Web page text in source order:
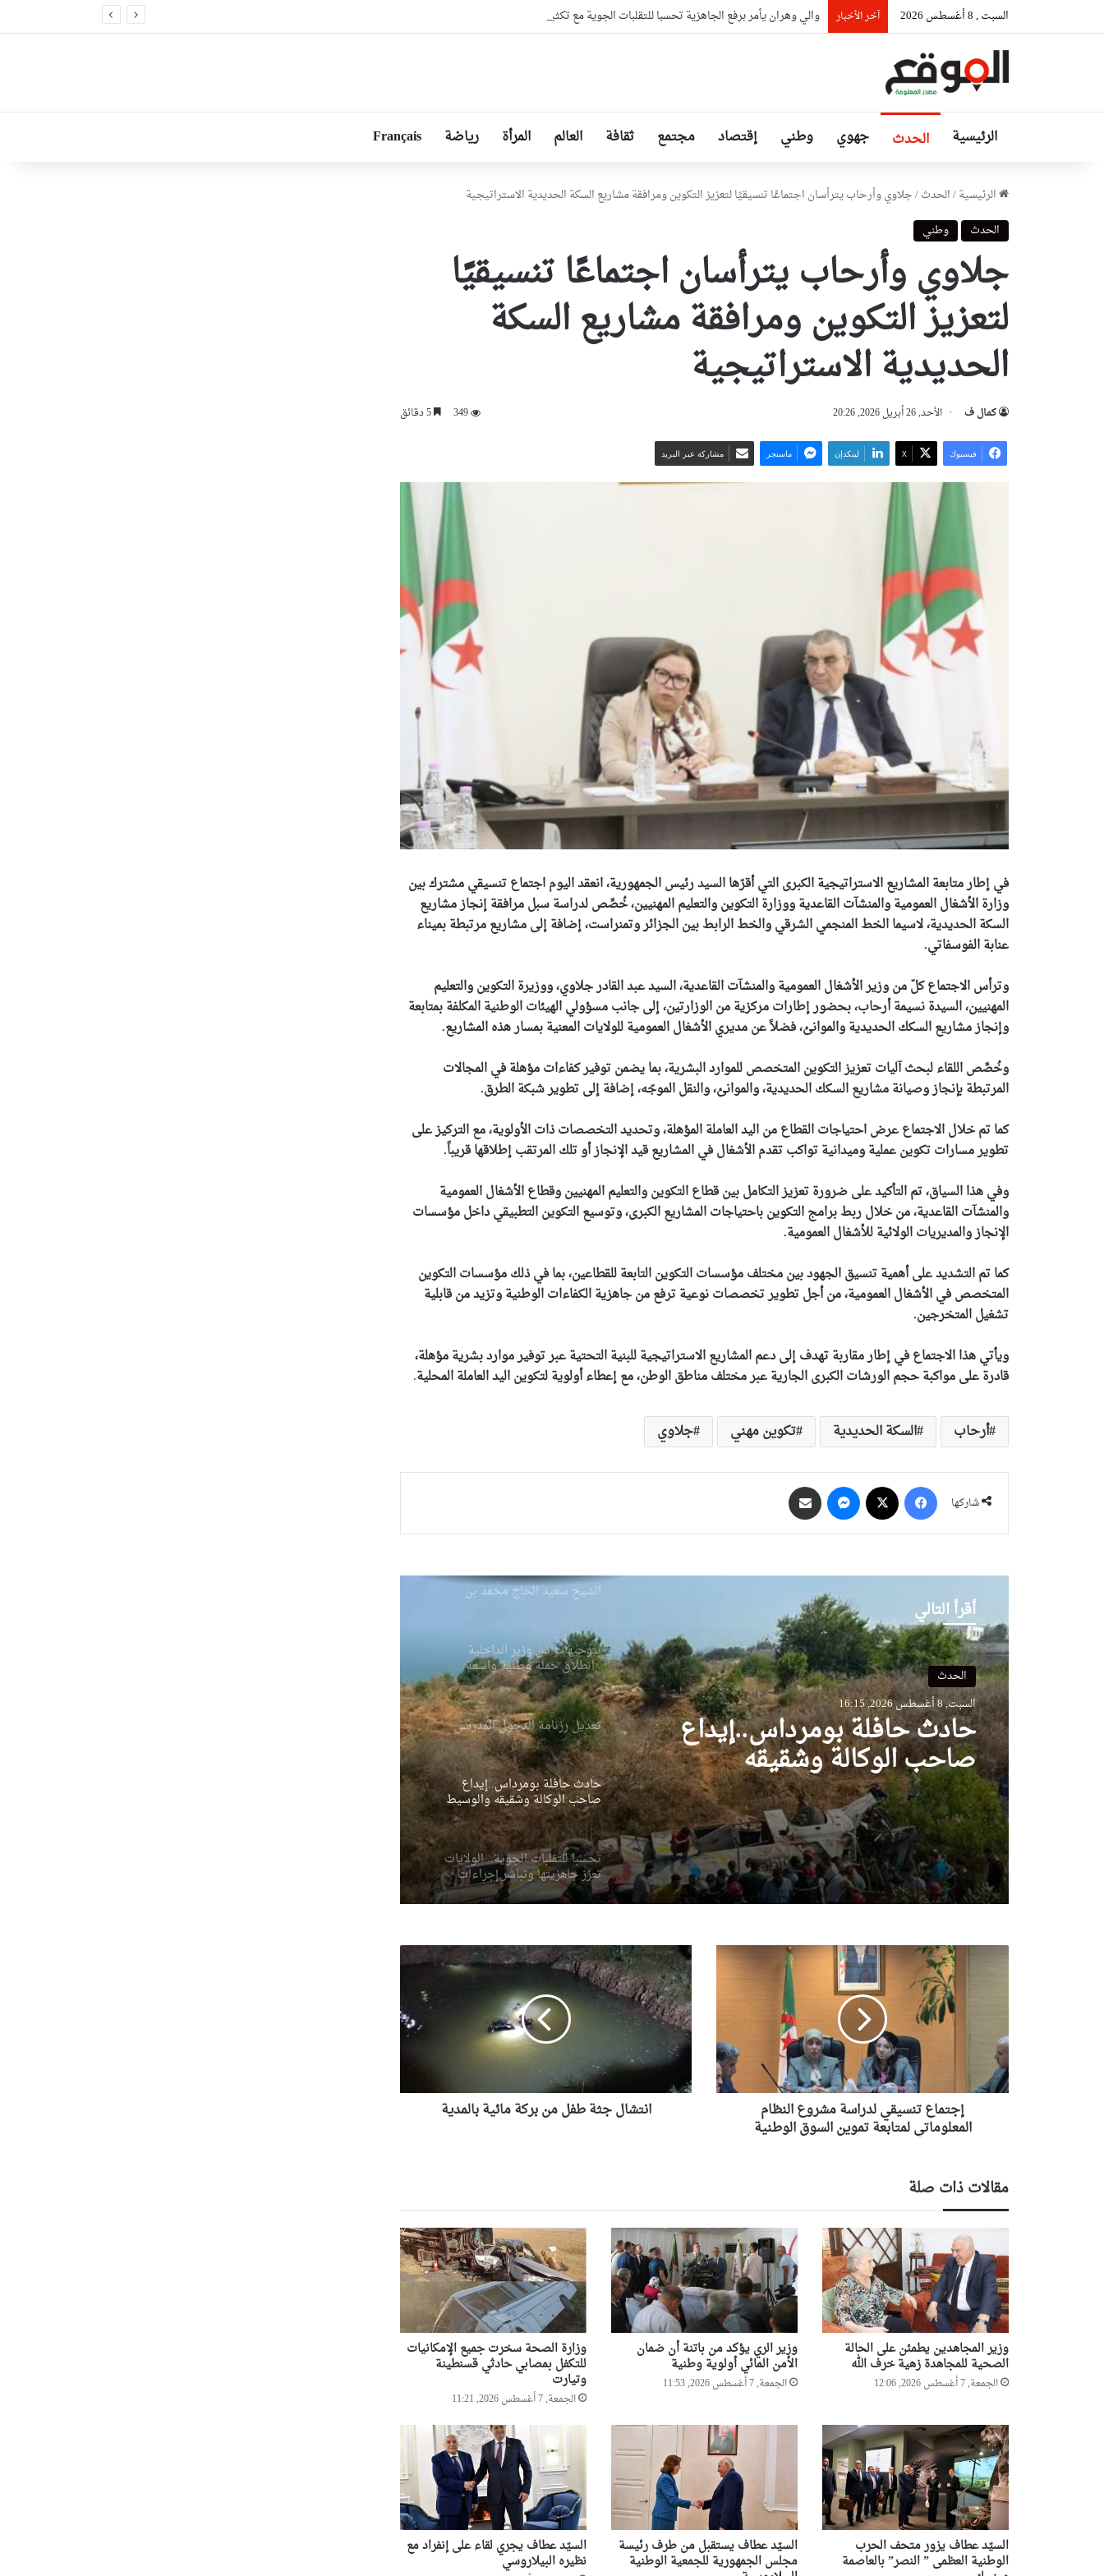
السبت , 8 أغسطس 2026 آخر الأخبار والي وهران يأمر برفع الجاهزية تحسبا للتقلبات الجوية مع تكثيف المتابعات الميدانية حفاظا على البيئة
الرئيسية الحدث جهوي وطني إقتصاد مجتمع ثقافة العالم المرأة رياضة Français
الرئيسية/الحدث/جلاوي وأرحاب يترأسان اجتماعًا تنسيقيًا لتعزيز التكوين ومرافقة مشاريع السكة الحديدية الاستراتيجية
الحدث
وطني
جلاوي وأرحاب يترأسان اجتماعًا تنسيقيًا
لتعزيز التكوين ومرافقة مشاريع السكة
الحديدية الاستراتيجية
كمال ف الأحد, 26 أبريل 2026, 20:26 349 5 دقائق
فيسبوك ‫X لينكدإن ماسنجر مشاركة عبر البريد
في إطار متابعة المشاريع الاستراتيجية الكبرى التي أقرّها السيد رئيس الجمهورية، انعقد اليوم اجتماع تنسيقي مشترك بين
وزارة الأشغال العمومية والمنشآت القاعدية ووزارة التكوين والتعليم المهنيين، خُصِّص لدراسة سبل مرافقة إنجاز مشاريع
السكة الحديدية، لاسيما الخط المنجمي الشرقي والخط الرابط بين الجزائر وتمنراست، إضافة إلى مشاريع مرتبطة بميناء
عنابة الفوسفاتي.
وترأس الاجتماع كلّ من وزير الأشغال العمومية والمنشآت القاعدية، السيد عبد القادر جلاوي، ووزيرة التكوين والتعليم
المهنيين، السيدة نسيمة أرحاب، بحضور إطارات مركزية من الوزارتين، إلى جانب مسؤولي الهيئات الوطنية المكلفة بمتابعة
وإنجاز مشاريع السكك الحديدية والموانئ، فضلاً عن مديري الأشغال العمومية للولايات المعنية بمسار هذه المشاريع.
وخُصِّص اللقاء لبحث آليات تعزيز التكوين المتخصص للموارد البشرية، بما يضمن توفير كفاءات مؤهلة في المجالات
المرتبطة بإنجاز وصيانة مشاريع السكك الحديدية، والموانئ، والنقل الموجّه، إضافة إلى تطوير شبكة الطرق.
كما تم خلال الاجتماع عرض احتياجات القطاع من اليد العاملة المؤهلة، وتحديد التخصصات ذات الأولوية، مع التركيز على
تطوير مسارات تكوين عملية وميدانية تواكب تقدم الأشغال في المشاريع قيد الإنجاز أو تلك المرتقب إطلاقها قريباً.
وفي هذا السياق، تم التأكيد على ضرورة تعزيز التكامل بين قطاع التكوين والتعليم المهنيين وقطاع الأشغال العمومية
والمنشآت القاعدية، من خلال ربط برامج التكوين باحتياجات المشاريع الكبرى، وتوسيع التكوين التطبيقي داخل مؤسسات
الإنجاز والمديريات الولائية للأشغال العمومية.
كما تم التشديد على أهمية تنسيق الجهود بين مختلف مؤسسات التكوين التابعة للقطاعين، بما في ذلك مؤسسات التكوين
المتخصص في الأشغال العمومية، من أجل تطوير تخصصات نوعية ترفع من جاهزية الكفاءات الوطنية وتزيد من قابلية
تشغيل المتخرجين.
ويأتي هذا الاجتماع في إطار مقاربة تهدف إلى دعم المشاريع الاستراتيجية للبنية التحتية عبر توفير موارد بشرية مؤهلة،
قادرة على مواكبة حجم الورشات الكبرى الجارية عبر مختلف مناطق الوطن، مع إعطاء أولوية لتكوين اليد العاملة المحلية.
أرحاب السكة الحديدية تكوين مهني جلاوي
شاركها
فيسبوك ماسنجر
أقرأ التالي
الحدث
السبت, 8 أغسطس 2026, 16:15
حادث حافلة بومرداس..إيداع
صاحب الوكالة وشقيقه
والوسيط المنظم للرحلة
المغرب يشعل أزمة دبلوماسية
بين إسبانيا وإيطاليا
منذ عام 2011
رئيس الجمهورية يعزي عائلة
الشيخ سعيد الحاج محمد بن
بتوجيهات من وزير الداخلية
..انطلاق حملة وطنية واسعة
للنظافة عبر مختلف ولايات
الوطن
تعديل رزنامة الدخول المدرسي
حادث حافلة بومرداس..إيداع
صاحب الوكالة وشقيقه والوسيط
المنظم للرحلة
تحسبا للتقلبات الجوية.. الولايات
تعزز جاهزيتها وتباشر إجراءات
وقائية استباقية
للإطمئنان على مصابي حادث
انقلاب حافلة
رئيس حكومة مالي: لا توجد أزمة
مع الجزائر وهناك تقارب تام في
وجهات النظر مع الرئيس تبون
المغرب يشعل أزمة دبلوماسية
بين إسبانيا وإيطاليا
صحيفة إسبانية: مخزونات الغاز
الأوروبية تهبط إلى أدنى مستوى
منذ عام 2011
رئيس الجمهورية يعزي عائلة
الشيخ سعيد الحاج محمد بن
إبراهيم “كعباش”
بتوجيهات من وزير الداخلية
..انطلاق حملة وطنية واسعة
الوطن
تعديل رزنامة الدخول المدرسي
حادث حافلة بومرداس..إيداع
صاحب الوكالة وشقيقه والوسيط
المنظم للرحلة
إجتماع
المعلوماتي
لمتابعة
تموين
السوق
إجتماع تنسيقي لدراسة مشروع النظام
المعلوماتي لمتابعة تموين السوق الوطنية
انتشال
جثة
طفل
من
بركة
مائية
بالمدية
انتشال جثة طفل من بركة مائية بالمدية
مقالات ذات صلة
وزير المجاهدين يطمئن على الحالة
الصحية للمجاهدة زهية خرف الله
الجمعة, 7 أغسطس 2026, 12:06
وزير الري يؤكد من باتنة أن ضمان
الأمن المائي أولوية وطنية
الجمعة, 7 أغسطس 2026, 11:53
وزارة الصحة سخرت جميع الإمكانيات
للتكفل بمصابي حادثي قسنطينة
وتيارت
الجمعة, 7 أغسطس 2026, 11:21
السيّد عطاف يزور متحف الحرب
الوطنية العظمى ” النصر” بالعاصمة
السيّد عطاف يستقبل من طرف رئيسة
مجلس الجمهورية للجمعية الوطنية
السيّد عطاف يجري لقاء على إنفراد مع
نظيره البيلاروسي